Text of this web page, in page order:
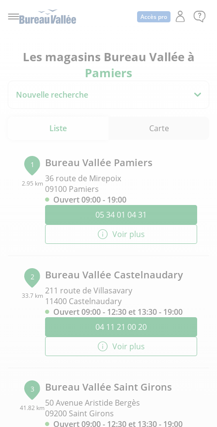
Accès pro
Les magasins Bureau Vallée à
Pamiers
Nouvelle recherche
Liste Carte
1
2.95 km
Bureau Vallée Pamiers
36 route de Mirepoix
09100 Pamiers
Ouvert 09:00 - 19:00
05 34 01 04 31
Voir plus
2
33.7 km
Bureau Vallée Castelnaudary
211 route de Villasavary
11400 Castelnaudary
Ouvert 09:00 - 12:30 et 13:30 - 19:00
04 11 21 00 20
Voir plus
3
41.82 km
Bureau Vallée Saint Girons
50 Avenue Aristide Bergès
09200 Saint Girons
Ouvert 09:00 - 12:30 et 13:30 - 19:00